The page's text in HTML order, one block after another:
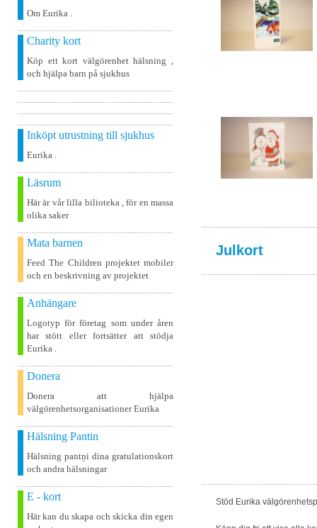
Om Eurika .
Charity kort
Köp ett kort välgörenhet hälsning ,
och hjälpa barn på sjukhus
Inköpt utrustning till sjukhus
Eurika .
Läsrum
Här är vår lilla bilioteka , för en massa
olika saker
Mata barnen
Feed The Children projektet mobiler
och en beskrivning av projektet
Anhängare
Logotyp för företag som under åren
har stött eller fortsätter att stödja
Eurika .
Donera
Donera att hjälpa
välgörenhetsorganisationer Eurika
Hälsning Pantin
Hälsning pantņi dina gratulationskort
och andra hälsningar
E - kort
Här kan du skapa och skicka din egen
Julkort
Stöd Eurika